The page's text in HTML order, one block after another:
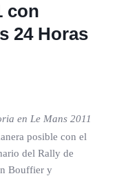
con
24 Horas
en Le Mans 2011
posible con el
del Rally de
Bouffier y